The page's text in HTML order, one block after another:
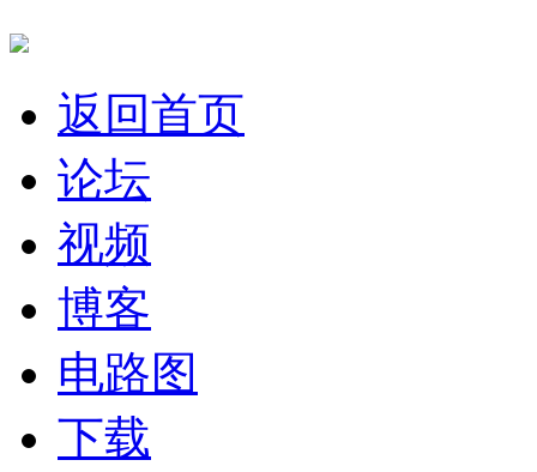
返回首页
论坛
视频
博客
电路图
下载